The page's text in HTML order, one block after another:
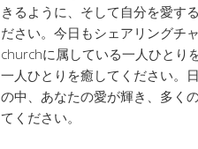
きるように、そして自分を愛す
ださい。今日もシェアリングチ
churchに属している一人ひとり
一人ひとりを癒してください。
の中、あなたの愛が輝き、多く
てください。